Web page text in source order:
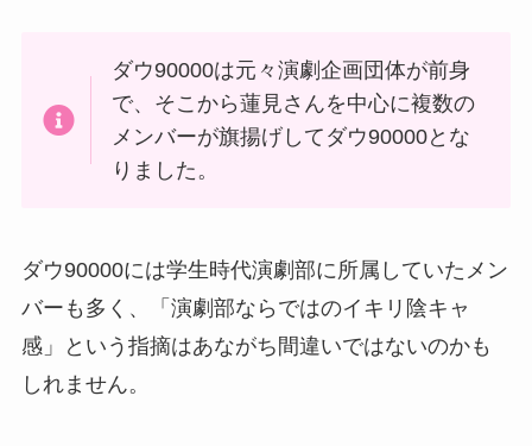
ダウ90000は元々演劇企画団体が前身
で、そこから蓮見さんを中心に複数の
メンバーが旗揚げしてダウ90000とな
りました。
ダウ90000には学生時代演劇部に所属していたメン
バーも多く、「演劇部ならではのイキリ陰キャ
感」という指摘はあながち間違いではないのかも
しれません。